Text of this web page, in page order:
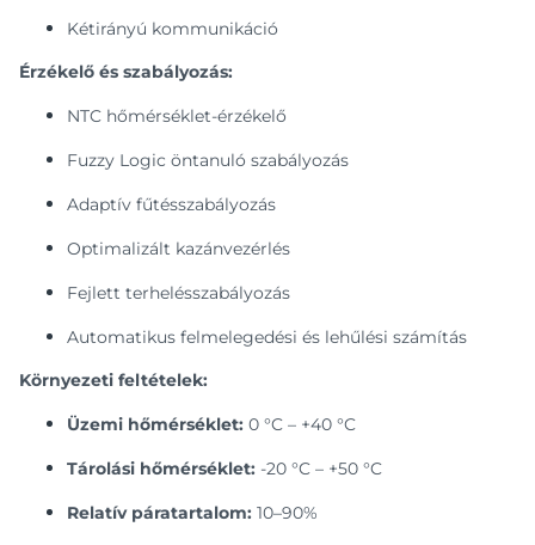
Kétirányú kommunikáció
Érzékelő és szabályozás:
NTC hőmérséklet-érzékelő
Fuzzy Logic öntanuló szabályozás
Adaptív fűtésszabályozás
Optimalizált kazánvezérlés
Fejlett terhelésszabályozás
Automatikus felmelegedési és lehűlési számítás
Környezeti feltételek:
Üzemi hőmérséklet: 0 °C – +40 °C
Tárolási hőmérséklet: -20 °C – +50 °C
Relatív páratartalom: 10–90%